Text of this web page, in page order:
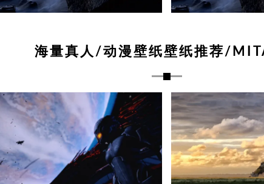
海量真人/动漫壁纸壁纸推荐/